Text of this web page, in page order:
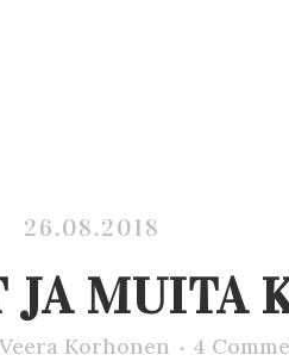
26.08.2018
JA MUITA
Veera Korhonen 4